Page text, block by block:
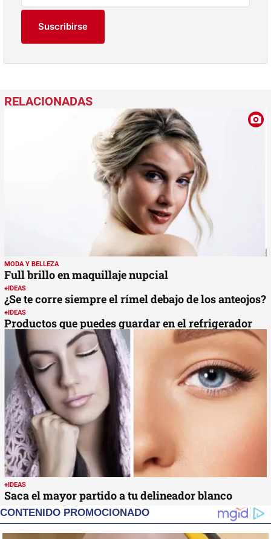
Suscribirse
MODA Y BELLEZA
Full brillo en maquillaje nupcial
+IDEAS
¿Se te corre siempre el rímel debajo de los anteojos?
+IDEAS
Productos que puedes guardar en el refrigerador
+IDEAS
Saca el mayor partido a tu delineador blanco
CONTENIDO PROMOCIONADO